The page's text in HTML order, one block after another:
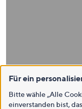
Für ein
Bitte wähle „Alle
einverstanden bist,